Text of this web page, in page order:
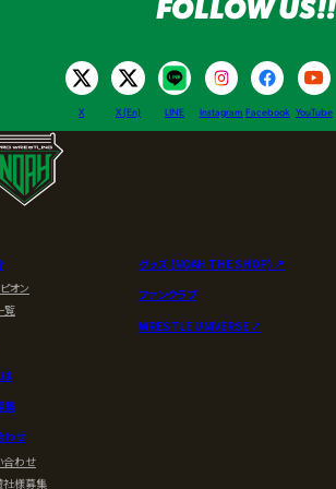
X X (En) LINE Instagram Facebook YouTube
オン
覧
集
わせ
合わせ
社様募集
グッズ (NOAH THE SHOP) ↗︎
ファンクラブ
WRESTLE UNIVERSE ↗︎